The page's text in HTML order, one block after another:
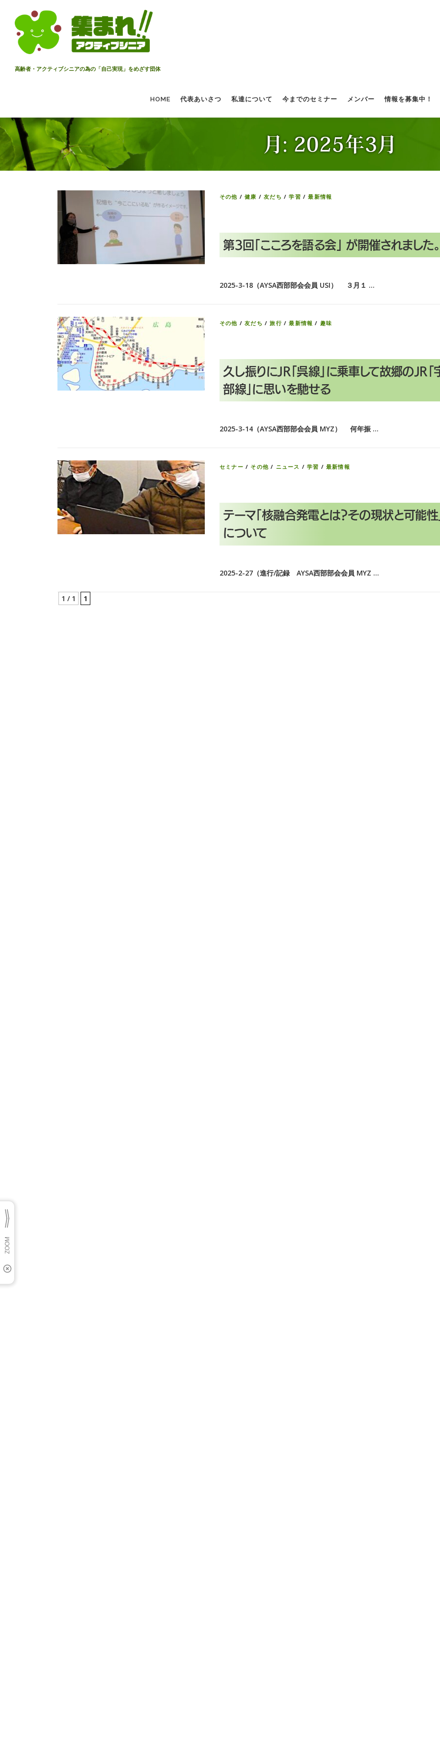
プ
高齢者・アクティブシニアの為の「自己実現」をめざす団体
HOME 代表あいさつ 私達について 今までのセミナー メンバー 情報を募集中！
月: 2025年3月
その他 /健康 /友だち /学習 /最新情報
第3回「こころを語る会」 が開催されました。
2025-3-18（AYSA西部部会会員 USI） ３月１ …
その他 /友だち /旅行 /最新情報 / 趣味
久し振りにJR「呉線」に乗車して故郷のJR「
部線」に思いを馳せる
2025-3-14（AYSA西部部会会員 MYZ） 何年振 …
セミナー / その他 / ニュース /学習 /最新情報
テーマ「核融合発電とは？その現状と可能性
について
2025-2-27（進行/記録 AYSA西部部会会員 MYZ …
1 / 1 1